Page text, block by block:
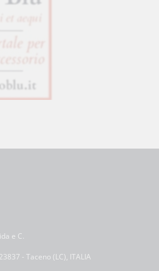
e C.
- Taceno (LC), ITALIA